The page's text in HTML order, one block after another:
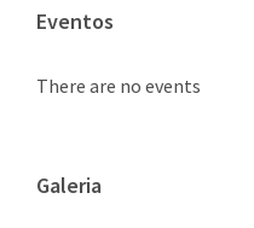
Eventos
There are no events
Galeria